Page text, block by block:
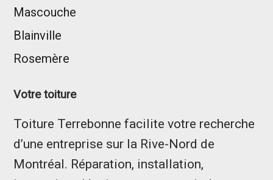
Mascouche
Blainville
Rosemère
Votre toiture
Toiture Terrebonne facilite votre recherche
d’une entreprise sur la Rive-Nord de
Montréal. Réparation, installation,